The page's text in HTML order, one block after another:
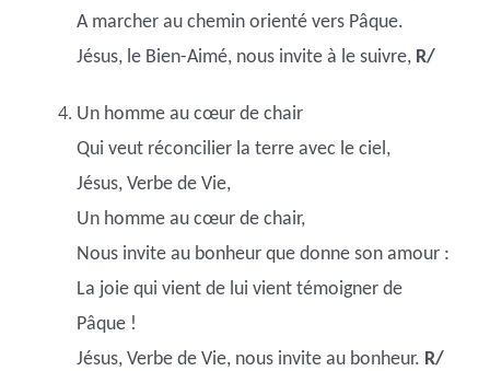
A marcher au chemin orienté vers Pâque.
Jésus, le Bien-Aimé, nous invite à le suivre, R/
Un homme au cœur de chair
Qui veut réconcilier la terre avec le ciel,
Jésus, Verbe de Vie,
Un homme au cœur de chair,
Nous invite au bonheur que donne son amour :
La joie qui vient de lui vient témoigner de
Pâque !
Jésus, Verbe de Vie, nous invite au bonheur. R/